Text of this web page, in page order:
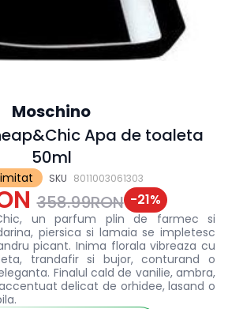
SKU 8011003061303
Moschino
Apa de toaleta
50ml
358.99RON -21%
un parfum plin de farmec si
piersica si lamaia se impletesc
picant. Inima florala vibreaza cu
trandafir si bujor, conturand o
Finalul cald de vanilie, ambra,
delicat de orhidee, lasand o